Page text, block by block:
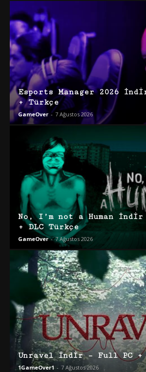
Esports Manager 2026
+ Türkçe
GameOver - 7 Ağustos 2026
No, I’m not a Human
+ DLC Türkçe
GameOver - 7 Ağustos 2026
Unravel İndir – Full PC +
1GameOver1 - 7 Ağustos 2026